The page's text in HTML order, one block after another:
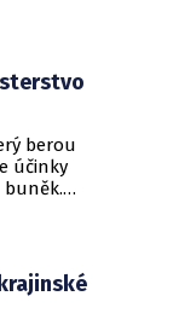
berou
účinky